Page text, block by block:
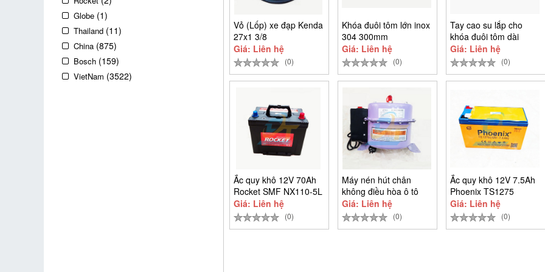
Globe (1)
Thailand (11)
China (875)
Bosch (159)
VietNam (3522)
Vỏ (Lốp) xe đạp Kenda
27x1 3/8
Giá: Liên hệ
(0)
Khóa đuôi tôm lớn inox
304 300mm
Giá: Liên hệ
(0)
Tay cao su lắp cho
khóa đuôi tôm dài
10cm
Giá: Liên hệ
(0)
Ắc quy khô 12V 70Ah
Rocket SMF NX110-5L
Giá: Liên hệ
(0)
Máy nén hút chân
không điều hòa ô tô
220V 375W Yan Mu
Giá: Liên hệ
(0)
Ắc quy khô 12V 7.5Ah
Phoenix TS1275
Giá: Liên hệ
(0)